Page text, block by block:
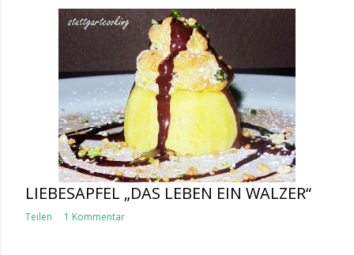
LIEBESAPFEL „DAS LEBEN EIN WALZER“
Teilen 1 Kommentar